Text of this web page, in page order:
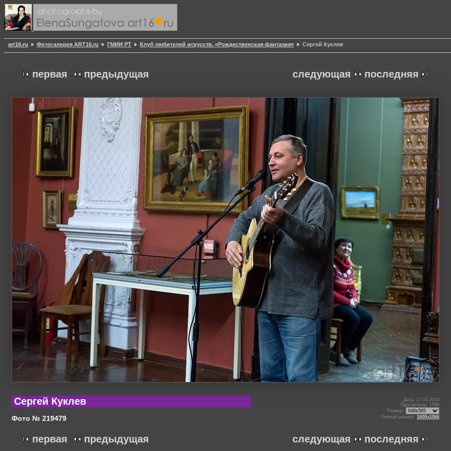
art16.ru Фотогалерея ART16.ru ГМИИ РТ Клуб любителей искусств. «Рождественская фантазия» Сергей Куклев
следующая последняя
первая предыдущая
Сергей Куклев
Фото № 219479
Дата: 17.01.2014
Просмотров: 1598
Размер:
Полный размер: 1600x1066
следующая последняя
первая предыдущая